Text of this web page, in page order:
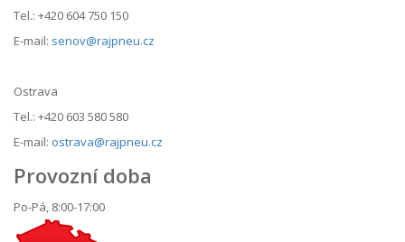
Tel.: +420 604 750 150
E-mail: senov@rajpneu.cz
Ostrava
Tel.: +420 603 580 580
E-mail: ostrava@rajpneu.cz
Provozní doba
Po-Pá, 8:00-17:00